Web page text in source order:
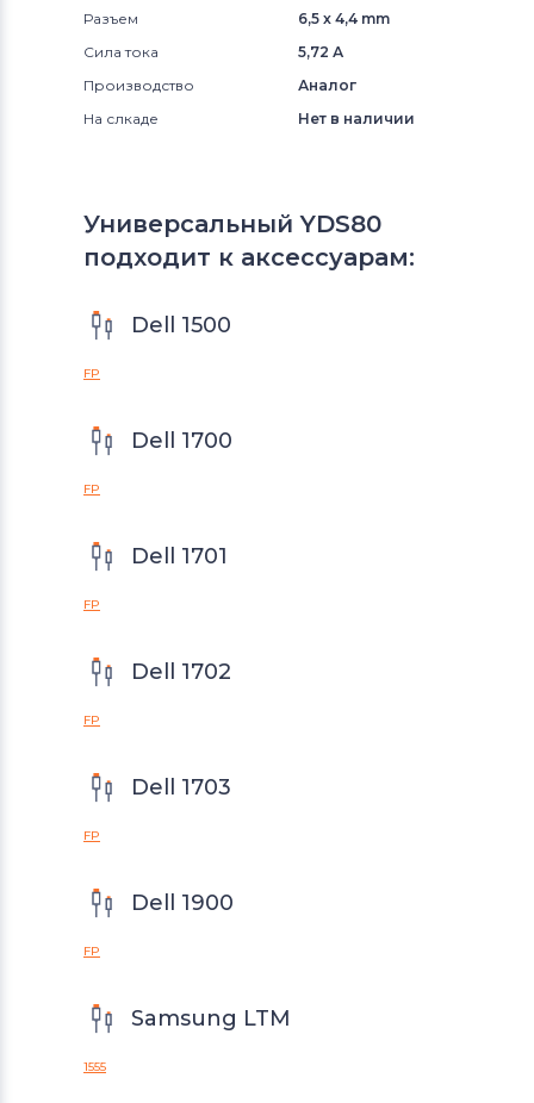
Разъем
6,5 x 4,4 mm
Сила тока
5,72 А
Производство
Аналог
На слкаде
Нет в наличии
Универсальный YDS80
подходит к аксессуарам:
Dell 1500
FP
Dell 1700
FP
Dell 1701
FP
Dell 1702
FP
Dell 1703
FP
Dell 1900
FP
Samsung LTM
1555